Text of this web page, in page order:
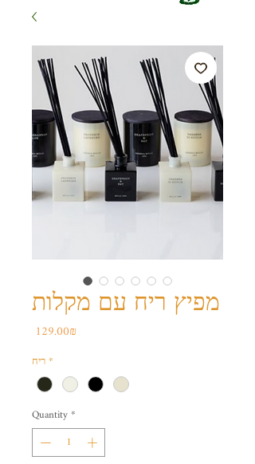
מפיץ ריח עם מקלות
‏129.00 ‏₪Price
ריח*
Quantity*